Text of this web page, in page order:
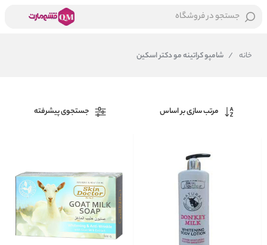
جستجو در فروشگاه
خانه / شامپو کراتینه مو دکتر اسکین
مرتب سازی بر اساس جستجوی پیشرفته